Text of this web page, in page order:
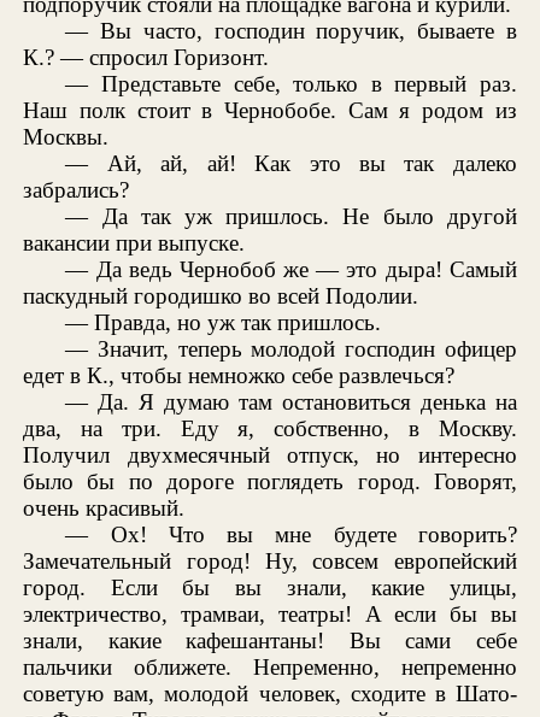
— Вы часто, господин поручик, бываете в
К.? — спросил Горизонт.
— Представьте себе, только в первый раз.
Наш полк стоит в Чернобобе. Сам я родом из
Москвы.
— Ай, ай, ай! Как это вы так далеко
забрались?
— Да так уж пришлось. Не было другой
вакансии при выпуске.
— Да ведь Чернобоб же — это дыра! Самый
паскудный городишко во всей Подолии.
— Правда, но уж так пришлось.
— Значит, теперь молодой господин офицер
едет в К., чтобы немножко себе развлечься?
— Да. Я думаю там остановиться денька на
два, на три. Еду я, собственно, в Москву.
Получил двухмесячный отпуск, но интересно
было бы по дороге поглядеть город. Говорят,
очень красивый.
— Ох! Что вы мне будете говорить?
Замечательный город! Ну, совсем европейский
город. Если бы вы знали, какие улицы,
электричество, трамваи, театры! А если бы вы
знали, какие кафешантаны! Вы сами себе
пальчики оближете. Непременно, непременно
советую вам, молодой человек, сходите в Шато-